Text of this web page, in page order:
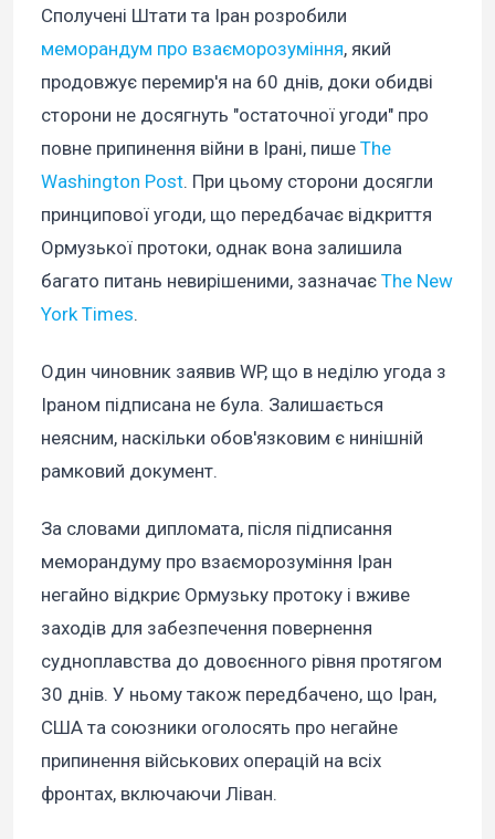
Сполучені Штати та Іран розробили
меморандум про взаєморозуміння, який
продовжує перемир'я на 60 днів, доки обидві
сторони не досягнуть "остаточної угоди" про
повне припинення війни в Ірані, пише The
Washington Post. При цьому сторони досягли
принципової угоди, що передбачає відкриття
Ормузької протоки, однак вона залишила
багато питань невирішеними, зазначає The New
York Times.
Один чиновник заявив WP, що в неділю угода з
Іраном підписана не була. Залишається
неясним, наскільки обов'язковим є нинішній
рамковий документ.
За словами дипломата, після підписання
меморандуму про взаєморозуміння Іран
негайно відкриє Ормузьку протоку і вживе
заходів для забезпечення повернення
судноплавства до довоєнного рівня протягом
30 днів. У ньому також передбачено, що Іран,
США та союзники оголосять про негайне
припинення військових операцій на всіх
фронтах, включаючи Ліван.